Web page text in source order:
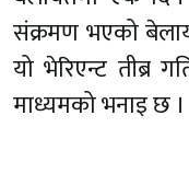
संक्रमण भएको
यो भेरिएन्ट तीब्र
माध्यमको भनाइ छ ।